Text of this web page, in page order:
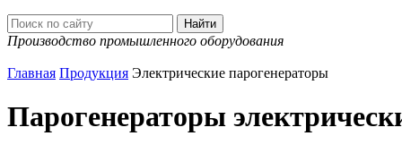
Производство промышленного оборудования
Главная Продукция Электрические парогенераторы
Парогенераторы